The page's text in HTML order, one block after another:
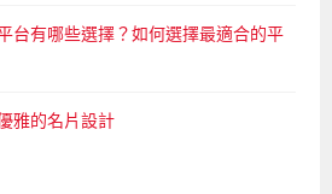
台有哪些選擇？如何選擇最適合的平
雅的名片設計